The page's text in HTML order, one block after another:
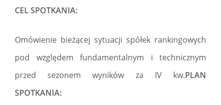
CEL SPOTKANIA:
Omówienie bieżącej sytuacji spółek rankingowych
pod względem fundamentalnym i technicznym
przed sezonem wyników za IV kw.PLAN
SPOTKANIA: